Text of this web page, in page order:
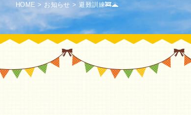
HOME > お知らせ >避難訓練🚒🌋